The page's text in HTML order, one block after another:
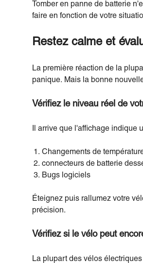
Tomber en panne de batterie
faire en fonction de votre
Restez calme et
La première réaction de la
panique. Mais la bonne
Vérifiez le niveau réel de
Il arrive que l'affichage indique
Changements de
connecteurs de batterie
Bugs logiciels
Éteignez puis rallumez votre
précision.
Vérifiez si le vélo peut
La plupart des vélos